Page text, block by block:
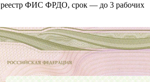
реестр ФИС ФРДО, срок — до 3 рабочих